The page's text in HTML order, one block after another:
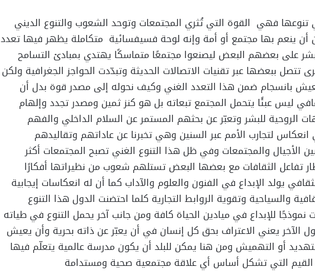
فهي القوة التي تُثري المجتمعات وتوحد الشعوب والتنوع الديني
ينعم بها مجتمع أو أمة وإنه لوحة فسيفسائية متكاملة يظهر فيها تعدد
على بعضهم البعض ليصنعوا مجتمعًا متماسكًا يهتدي بمبادئ التسامح
تتصل ببعضها عبر تقنيات الاتصالات الحديثة وتبدّدت الحواجز الجغرافية ولكن
بانسجام ضمن هذا التعدد الغني وكيف نحوله إلى مصدر قوة بدل أن
ليس عبئًا يتحمل المجتمع تبعاته بل هو كنز ثمين ومصدر تجدد وإلهام
الروحية للبشر وتعبّر عن بحثهم المستمر عن السلام الداخلي والفهم
لتجارب الأمم عبر السنين وهي تخبرنا عن عاداتهم وتقاليدهم
والمجتمعات وفي ظل هذا التنوع الغني تصبح المجتمعات أكثر
تفاعل الثقافات مع بعضها البعض تستلهم شعوب من نظيراتها أفكارًا
يولد الإبداع في الفنون والعلوم والآداب كما أن له انعكاسات إيجابية
والسياحية وتقوية الروابط التجارية كلما احتضنت الدول هذا التنوع
للإبداع في ميادين الحياة كافة ومن جانب آخر يحمل التنوع في طياته
الآخر يعني الاعتراف بحق كل إنسان في أن يعبّر عن ذاته بحرية وأن يعيش
أو التهميش ومن هنا يمكن للبلد أن يكون مدرسة عالمية يتعلّم فيها
القيم التي تشكل أساس أي علاقة مجتمعية صحية ومستدامة